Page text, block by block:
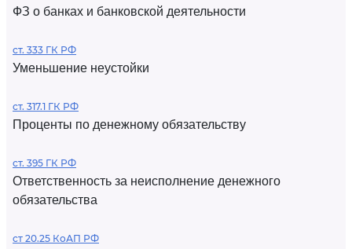
ФЗ о банках и банковской деятельности
ст. 333 ГК РФ
Уменьшение неустойки
ст. 317.1 ГК РФ
Проценты по денежному обязательству
ст. 395 ГК РФ
Ответственность за неисполнение денежного
обязательства
ст 20.25 КоАП РФ